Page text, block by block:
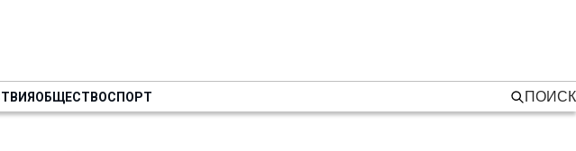
ОБЩЕСТВОСПОРТ ПОИСК